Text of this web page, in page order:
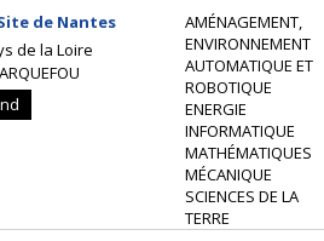
de Nantes
de la Loire
AMÉNAGEMENT,
ENVIRONNEMENT
AUTOMATIQUE ET
ROBOTIQUE
ENERGIE
INFORMATIQUE
MATHÉMATIQUES
MÉCANIQUE
SCIENCES DE LA
TERRE